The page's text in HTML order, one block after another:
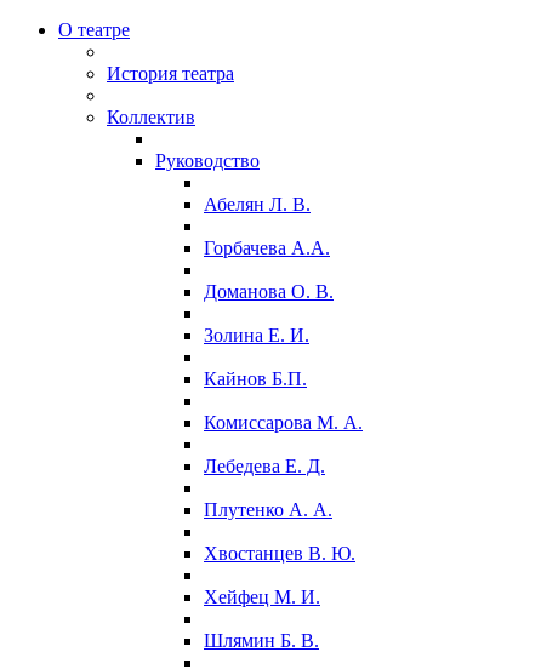
О театре
История театра
Коллектив
Руководство
Абелян Л. В.
Горбачева А.А.
Доманова О. В.
Золина Е. И.
Кайнов Б.П.
Комиссарова М. А.
Лебедева Е. Д.
Плутенко А. А.
Хвостанцев В. Ю.
Хейфец М. И.
Шлямин Б. В.